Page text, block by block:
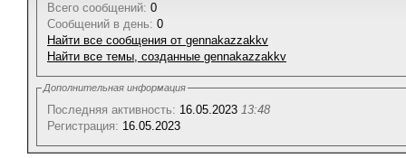
Всего сообщений: 0
Сообщений в день: 0
Найти все сообщения от gennakazzakkv
Найти все темы, созданные gennakazzakkv
Дополнительная информация
Последняя активность: 16.05.2023 13:48
Регистрация: 16.05.2023